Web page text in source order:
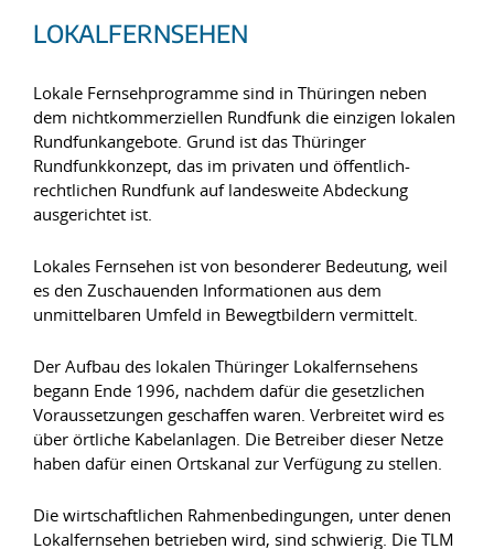
LOKALFERNSEHEN
Lokale Fernsehprogramme sind in Thüringen neben
dem nichtkommerziellen Rundfunk die einzigen lokalen
Rundfunkangebote. Grund ist das Thüringer
Rundfunkkonzept, das im privaten und öffentlich-
rechtlichen Rundfunk auf landesweite Abdeckung
ausgerichtet ist.
Lokales Fernsehen ist von besonderer Bedeutung, weil
es den Zuschauenden Informationen aus dem
unmittelbaren Umfeld in Bewegtbildern vermittelt.
Der Aufbau des lokalen Thüringer Lokalfernsehens
begann Ende 1996, nachdem dafür die gesetzlichen
Voraussetzungen geschaffen waren. Verbreitet wird es
über örtliche Kabelanlagen. Die Betreiber dieser Netze
haben dafür einen Ortskanal zur Verfügung zu stellen.
Die wirtschaftlichen Rahmenbedingungen, unter denen
Lokalfernsehen betrieben wird, sind schwierig. Die TLM